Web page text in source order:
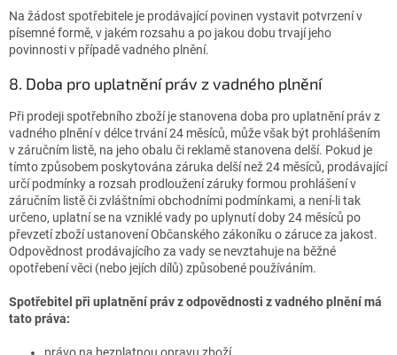
Na žádost spotřebitele je prodávající povinen vystavit potvrzení v
písemné formě, v jakém rozsahu a po jakou dobu trvají jeho
povinnosti v případě vadného plnění.
8. Doba pro uplatnění práv z vadného plnění
Při prodeji spotřebního zboží je stanovena doba pro uplatnění práv z
vadného plnění v délce trvání 24 měsíců, může však být prohlášením
v záručním listě, na jeho obalu či reklamě stanovena delší. Pokud je
tímto způsobem poskytována záruka delší než 24 měsíců, prodávající
určí podmínky a rozsah prodloužení záruky formou prohlášení v
záručním listě či zvláštními obchodními podmínkami, a není-li tak
určeno, uplatní se na vzniklé vady po uplynutí doby 24 měsíců po
převzetí zboží ustanovení Občanského zákoníku o záruce za jakost.
Odpovědnost prodávajícího za vady se nevztahuje na běžné
opotřebení věci (nebo jejích dílů) způsobené používáním.
Spotřebitel při uplatnění práv z odpovědnosti z vadného plnění má
tato práva:
právo na bezplatnou opravu zboží